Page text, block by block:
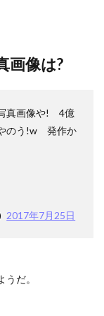
画像は?
真画像や! 4億
のう!w 発作か
2017年7月25日
だ。